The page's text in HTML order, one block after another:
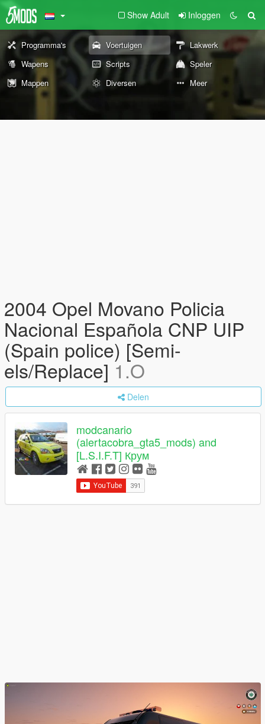
Show Adult Inloggen
Programma's Voertuigen
Lakwerk
Wapens
Scripts
Speler
Mappen
Diversen Meer
2004 Opel Movano Policia
Nacional Española CNP UIP
(Spain police) [Semi-
els/Replace] 1.O
Delen
modcanario
(alertacobra_gta5_mods) and
[L.S.I.F.T] Крум